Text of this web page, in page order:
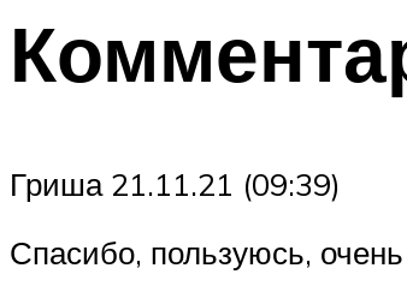
Гриша 21.11.21 (09:39)
Спасибо, пользуюсь,